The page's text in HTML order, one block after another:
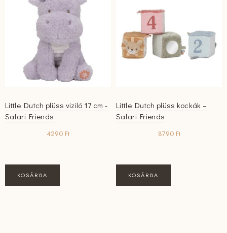
Little Dutch plüss viziló 17 cm -
Safari Friends
4290 Ft
KOSÁRBA
Little Dutch plüss kockák –
Safari Friends
8790 Ft
KOSÁRBA